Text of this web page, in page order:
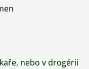
nebo v drogérii